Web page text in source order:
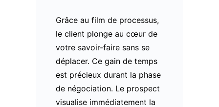
Grâce au film de processus,
le client plonge au cœur de
votre savoir-faire sans se
déplacer. Ce gain de temps
est précieux durant la phase
de négociation. Le prospect
visualise immédiatement la